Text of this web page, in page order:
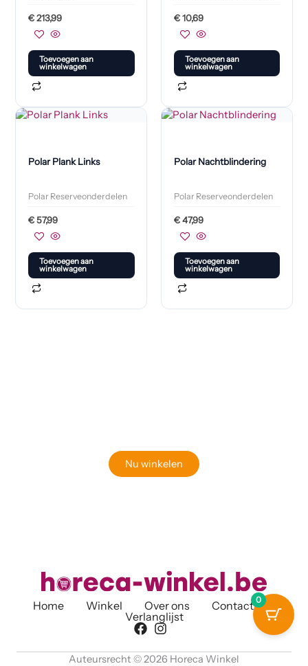
€213,99
Toevoegen aan
winkelwagen
€10,69
Toevoegen aan
winkelwagen
Polar Plank Links
Polar Reserveonderdelen
€57,99
Toevoegen aan
winkelwagen
Polar Nachtblindering
Polar Reserveonderdelen
€47,99
Toevoegen aan
winkelwagen
Nu winkelen
Home Winkel Over ons
Contact
Verlanglijst
Auteursrecht © 2026 Horeca Winkel
0